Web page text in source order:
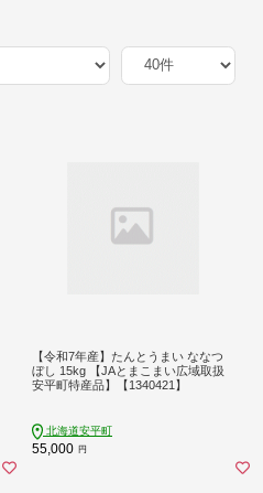
【令和7年産】たんとうまい ななつ
ぼし 15kg 【JAとまこまい広域取扱
安平町特産品】【1340421】
北海道安平町
55,000 円